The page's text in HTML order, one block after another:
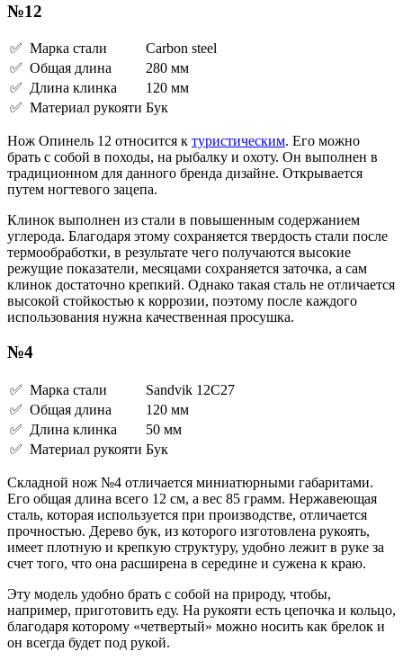
№12
✅ Марка стали
Carbon steel
✅ Общая длина
280 мм
✅ Длина клинка
120 мм
✅ Материал рукояти Бук
Нож Опинель 12 относится к туристическим. Его можно
брать с собой в походы, на рыбалку и охоту. Он выполнен в
традиционном для данного бренда дизайне. Открывается
путем ногтевого зацепа.
Клинок выполнен из стали в повышенным содержанием
углерода. Благодаря этому сохраняется твердость стали после
термообработки, в результате чего получаются высокие
режущие показатели, месяцами сохраняется заточка, а сам
клинок достаточно крепкий. Однако такая сталь не отличается
высокой стойкостью к коррозии, поэтому после каждого
использования нужна качественная просушка.
№4
✅ Марка стали
Sandvik 12C27
✅ Общая длина
120 мм
✅ Длина клинка
50 мм
✅ Материал рукояти Бук
Складной нож №4 отличается миниатюрными габаритами.
Его общая длина всего 12 см, а вес 85 грамм. Нержавеющая
сталь, которая используется при производстве, отличается
прочностью. Дерево бук, из которого изготовлена рукоять,
имеет плотную и крепкую структуру, удобно лежит в руке за
счет того, что она расширена в середине и сужена к краю.
Эту модель удобно брать с собой на природу, чтобы,
например, приготовить еду. На рукояти есть цепочка и кольцо,
благодаря которому «четвертый» можно носить как брелок и
он всегда будет под рукой.